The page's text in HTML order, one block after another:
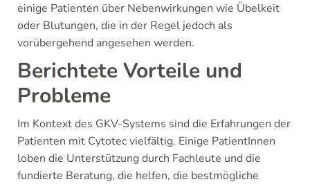
einige Patienten über Nebenwirkungen wie Übelkeit
oder Blutungen, die in der Regel jedoch als
vorübergehend angesehen werden.
Berichtete Vorteile und
Probleme
Im Kontext des GKV-Systems sind die Erfahrungen der
Patienten mit Cytotec vielfältig. Einige PatientInnen
loben die Unterstützung durch Fachleute und die
fundierte Beratung, die helfen, die bestmögliche